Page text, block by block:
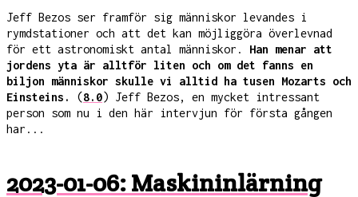
Jeff Bezos ser framför sig människor levandes i
rymdstationer och att det kan möjliggöra överlevnad
för ett astronomiskt antal människor. Han menar att
jordens yta är alltför liten och om det fanns en
biljon människor skulle vi alltid ha tusen Mozarts och
Einsteins.
(8.0) Jeff Bezos, en mycket intressant
person som nu i den här intervjun för första gången
har...
2023-01-06: Maskininlärning